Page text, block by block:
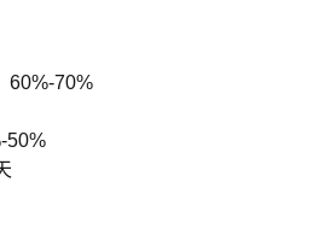
60%-70%
50%